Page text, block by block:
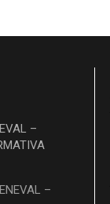
–
–